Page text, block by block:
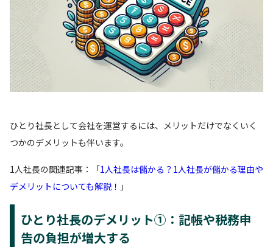
ひとり社長として会社を運営するには、メリットだけでなくいく
つかのデメリットも伴います。
1人社長の関連記事：「1人社長は儲かる？1人社長が儲かる理由や
デメリットについても解説！ 」
ひとり社長のデメリット①：記帳や税務申
告の負担が増大する